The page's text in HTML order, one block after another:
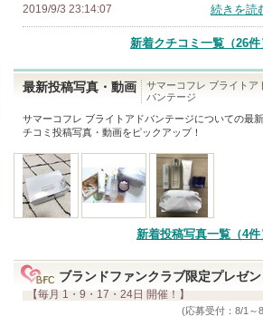
に
り
録
さ
ま
す
2019/9/3 23:14:07 続きを読
新着クチコミ一覧 （26件
最新投稿写真・動画
サマーコフレ ブライトア
バンテージ
サマーコフレ ブライトアドバンテージについての最
チコミ投稿写真・動画をピックアップ！
新着投稿写真一覧（4件
ブランドファンクラブ限定プレゼン
【毎月 1・9・17・24日 開催！】
(応募受付：8/1～